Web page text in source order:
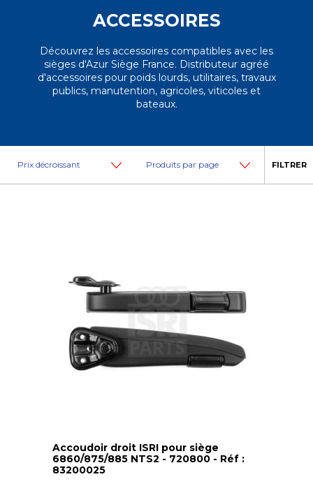
ACCESSOIRES
Découvrez les accessoires compatibles avec les
sièges d'Azur Siège France. Distributeur agréé
d'accessoires pour poids lourds, utilitaires, travaux
publics, manutention, agricoles, viticoles et
bateaux.
FILTRER
Accoudoir droit ISRI pour siège
6860/875/885 NTS2 - 720800 - Réf :
83200025